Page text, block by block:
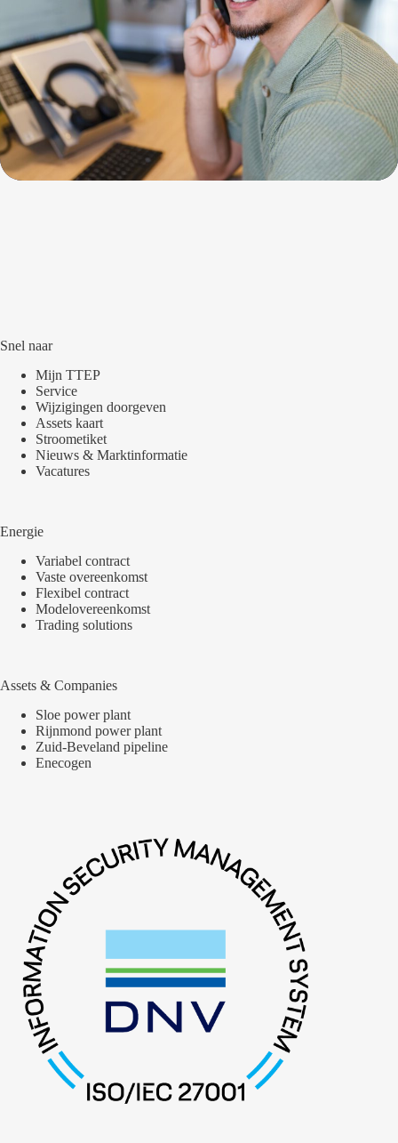
Snel naar
Mijn TTEP
Service
Wijzigingen doorgeven
Assets kaart
Stroometiket
Nieuws & Marktinformatie
Vacatures
Energie
Variabel contract
Vaste overeenkomst
Flexibel contract
Modelovereenkomst
Trading solutions
Assets & Companies
Sloe power plant
Rijnmond power plant
Zuid-Beveland pipeline
Enecogen